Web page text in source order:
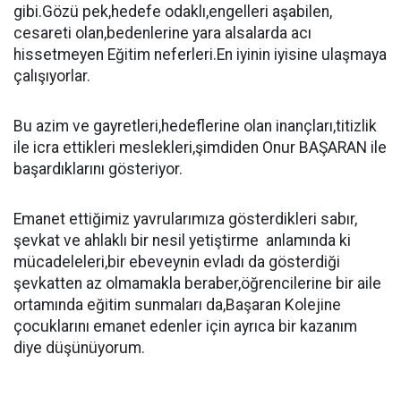
gibi.Gözü pek,hedefe odaklı,engelleri aşabilen,
cesareti olan,bedenlerine yara alsalarda acı
hissetmeyen Eğitim neferleri.En iyinin iyisine ulaşmaya
çalışıyorlar.
Bu azim ve gayretleri,hedeflerine olan inançları,titizlik
ile icra ettikleri meslekleri,şimdiden Onur BAŞARAN ile
başardıklarını gösteriyor.
Emanet ettiğimiz yavrularımıza gösterdikleri sabır,
şevkat ve ahlaklı bir nesil yetiştirme anlamında ki
mücadeleleri,bir ebeveynin evladı da gösterdiği
şevkatten az olmamakla beraber,öğrencilerine bir aile
ortamında eğitim sunmaları da,Başaran Kolejine
çocuklarını emanet edenler için ayrıca bir kazanım
diye düşünüyorum.